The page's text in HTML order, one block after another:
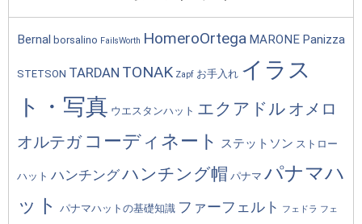
Bernal borsalino FailsWorth HomeroOrtega MARONE Panizza
STETSON TARDAN TONAK Zapf お手入れ イラス
ト・写真 ウエスタンハット エクアドル オメロ
オルテガ コーディネート ステットソン ストロー
ハット ハンチングハンチング帽 パナマ パナマハ
ット
パナマハットの基礎知識 ファーフェルト フェドラ フェ